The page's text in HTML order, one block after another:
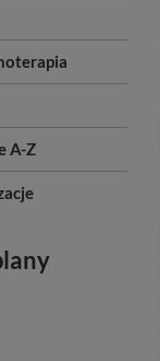
A-Z